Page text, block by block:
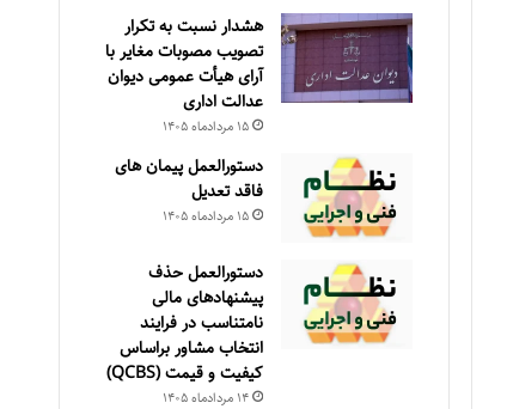
هشدار نسبت به تکرار
تصویب مصوبات مغایر با
آرای هیأت عمومی دیوان
عدالت اداری
۱۵ مرداد‌ماه ۱۴۰۵
دستورالعمل پیمان های
فاقد تعدیل
۱۵ مرداد‌ماه ۱۴۰۵
دستورالعمل حذف
پيشنهادهای مالی
نامتناسب در فرايند
انتخاب مشاور براساس
كيفيت و قيمت (QCBS)
۱۴ مرداد‌ماه ۱۴۰۵